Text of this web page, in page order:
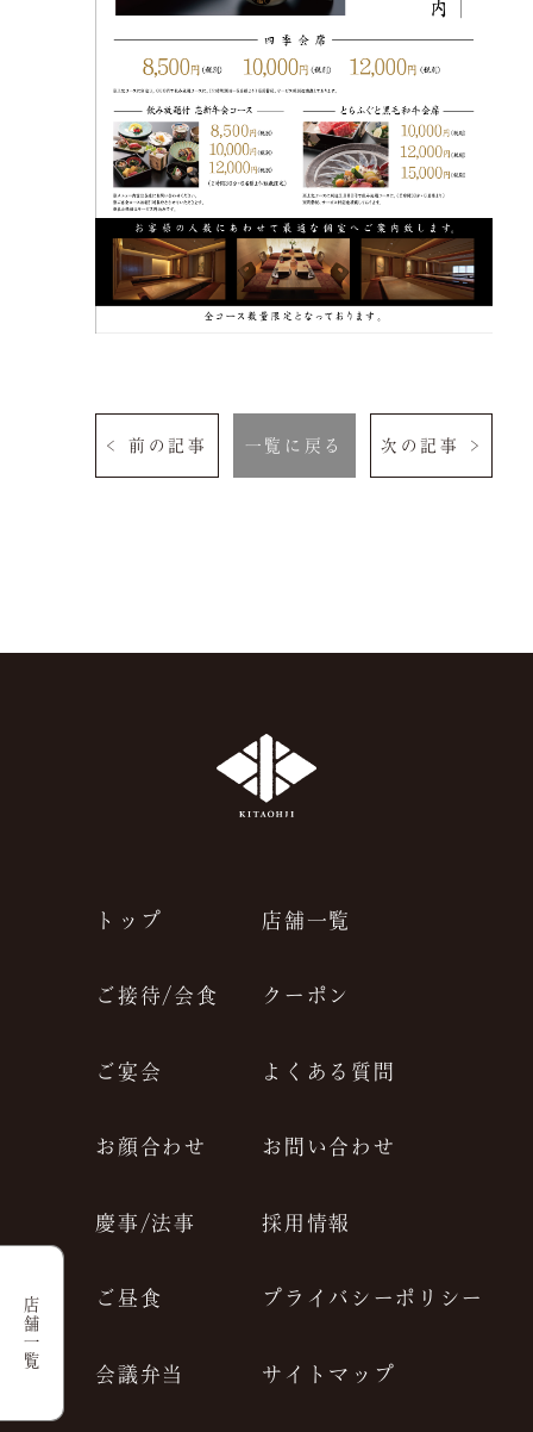
< 前の記事 一覧に戻る 次の記事 >
店舗一覧
トップ
ご接待/会食
ご宴会
お顔合わせ
慶事/法事
ご昼食
会議弁当
店舗一覧
クーポン
よくある質問
お問い合わせ
採用情報
プライバシーポリシー
サイトマップ